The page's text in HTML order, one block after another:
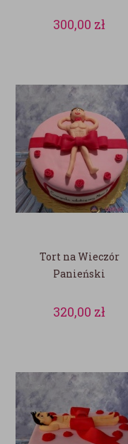
300,00 zł
Tort na Wieczór
Panieński
320,00 zł